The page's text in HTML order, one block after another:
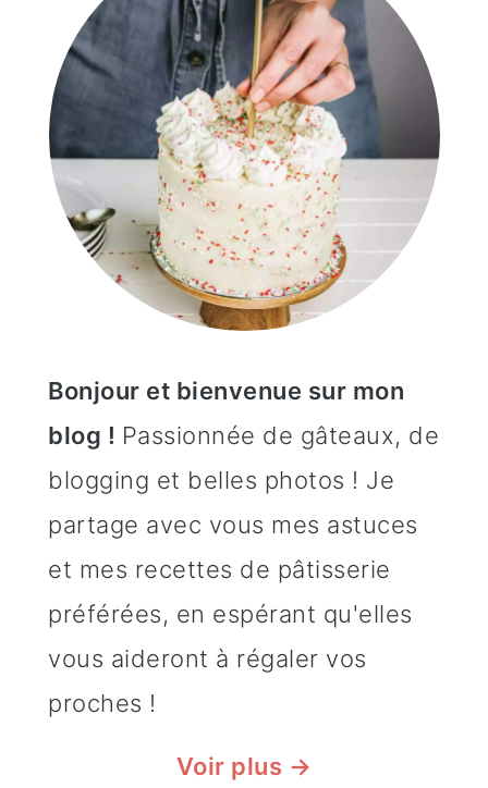
Bonjour et bienvenue sur mon
blog ! Passionnée de gâteaux, de
blogging et belles photos ! Je
partage avec vous mes astuces
et mes recettes de pâtisserie
préférées, en espérant qu'elles
vous aideront à régaler vos
proches !
Voir plus →